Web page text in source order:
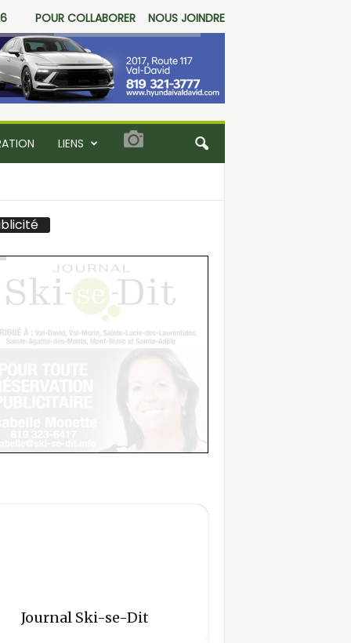
POUR COLLABORER
NOUS JOINDRE
LIENS
Journal Ski-se-Dit